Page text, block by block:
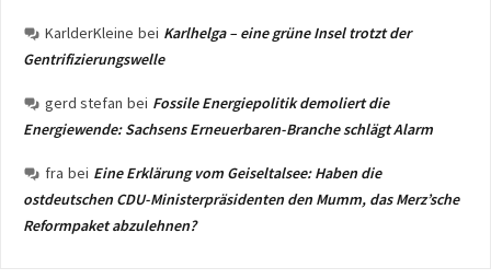
KarlderKleine bei Karlhelga – eine grüne Insel trotzt der
Gentrifizierungswelle
gerd stefan bei Fossile Energiepolitik demoliert die
Energiewende: Sachsens Erneuerbaren-Branche schlägt Alarm
fra bei Eine Erklärung vom Geiseltalsee: Haben die
ostdeutschen CDU-Ministerpräsidenten den Mumm, das Merz’sche
Reformpaket abzulehnen?